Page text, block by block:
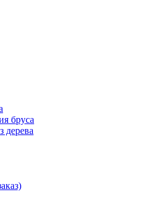
бруса
дерева